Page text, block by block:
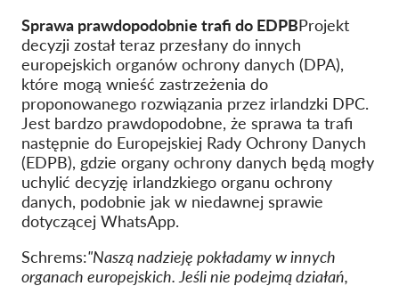
Sprawa prawdopodobnie trafi do EDPBProjekt
decyzji został teraz przesłany do innych
europejskich organów ochrony danych (DPA),
które mogą wnieść zastrzeżenia do
proponowanego rozwiązania przez irlandzki DPC.
Jest bardzo prawdopodobne, że sprawa ta trafi
następnie do Europejskiej Rady Ochrony Danych
(EDPB), gdzie organy ochrony danych będą mogły
uchylić decyzję irlandzkiego organu ochrony
danych, podobnie jak w niedawnej sprawie
dotyczącej WhatsApp.
Schrems:"Naszą nadzieję pokładamy w innych
organach europejskich. Jeśli nie podejmą działań,